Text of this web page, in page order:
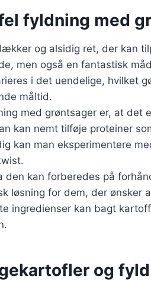
fyldning med
og alsidig ret, der kan
men også en fantastisk
i det uendelige, hvilket
måltid.
med grøntsager er, at det
kan nemt tilføje proteiner
kan man eksperimentere
kan forberedes på
løsning for dem, der ønsker
ingredienser kan bagt
og fyld